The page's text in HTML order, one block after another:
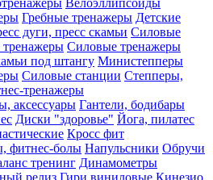
Велоэллипсоиды
Гребные тренажеры Детские
дуги, пресс скамьи Силовые
тренажеры Силовые тренажеры
под штангу Министепперы
Силовые станции Степперы,
тренажеры
аксессуары Гантели, бодибары
Диски "здоровье" Йога, пилатес
Кросс фит
фитнес-болы Напульсники Обручи
тренинг Динамометры
релиз Гири виниловые Кинезио